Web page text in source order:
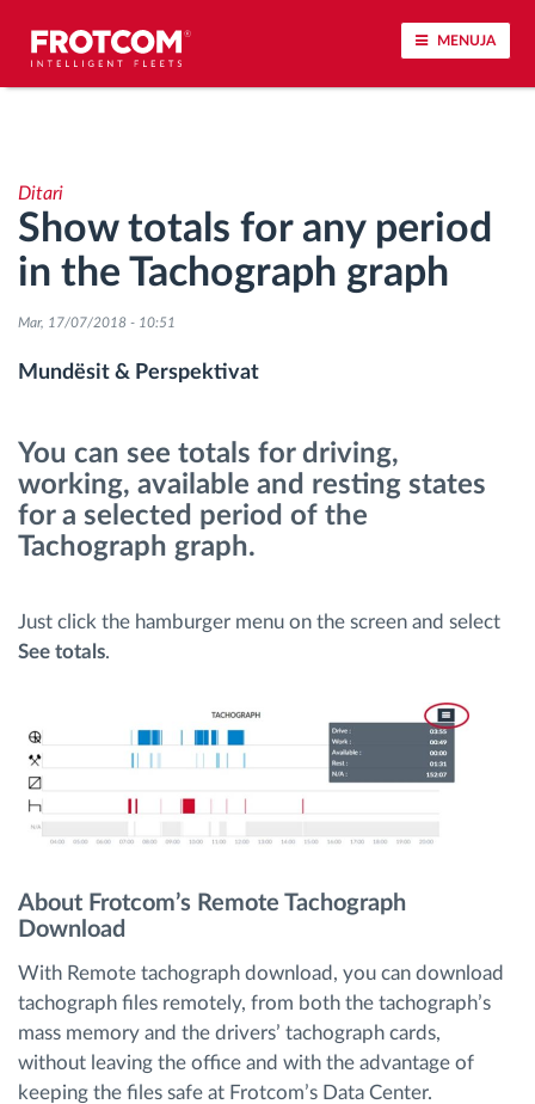
MENUJA
Analizat-e-sjelljes-te-vozitjes
Monitorimi i kohës së ngasjes
Menaxhimi i fuqisë punëtore
Qasja e kontrollit
Menaxhimi i karburantit
Planifikimi dhe monitorimi rrugor
Zbuloni të gjitha tiparet
Ditari
Show totals for any period
in the Tachograph graph
Mar, 17/07/2018 - 10:51
Mundësit & Perspektivat
You can see totals for driving,
working, available and resting states
for a selected period of the
Tachograph graph.
Just click the hamburger menu on the screen and select
See totals.
About Frotcom’s Remote Tachograph
Download
With Remote tachograph download, you can download
tachograph files remotely, from both the tachograph’s
mass memory and the drivers’ tachograph cards,
without leaving the office and with the advantage of
keeping the files safe at Frotcom’s Data Center.